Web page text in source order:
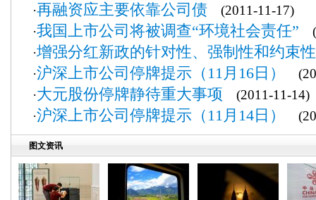
·再融资应主要依靠公司债 (2011-11-17)
·我国上市公司将被调查“环境社会责任”
·增强分红新政的针对性、强制性和约束性
·沪深上市公司停牌提示（11月16日）
·大元股份停牌静待重大事项 (2011-11-14)
·沪深上市公司停牌提示（11月14日）
图文资讯